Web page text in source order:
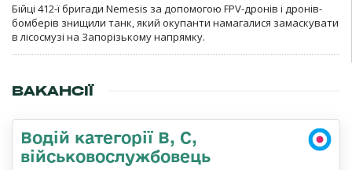
Бійці 412-ї бригади Nemesis за допомогою FPV-дронів і дронів-
бомберів знищили танк, який окупанти намагалися замаскувати
в лісосмузі на Запорізькому напрямку.
ВАКАНСІЇ
Водій категорії B, C,
військовослужбовець